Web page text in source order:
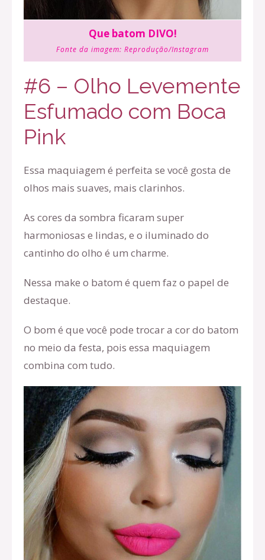
Que batom DIVO!
Fonte da imagem: Reprodução/Instagram
#6 – Olho Levemente
Esfumado com Boca
Pink
Essa maquiagem é perfeita se você gosta de
olhos mais suaves, mais clarinhos.
As cores da sombra ficaram super
harmoniosas e lindas, e o iluminado do
cantinho do olho é um charme.
Nessa make o batom é quem faz o papel de
destaque.
O bom é que você pode trocar a cor do batom
no meio da festa, pois essa maquiagem
combina com tudo.